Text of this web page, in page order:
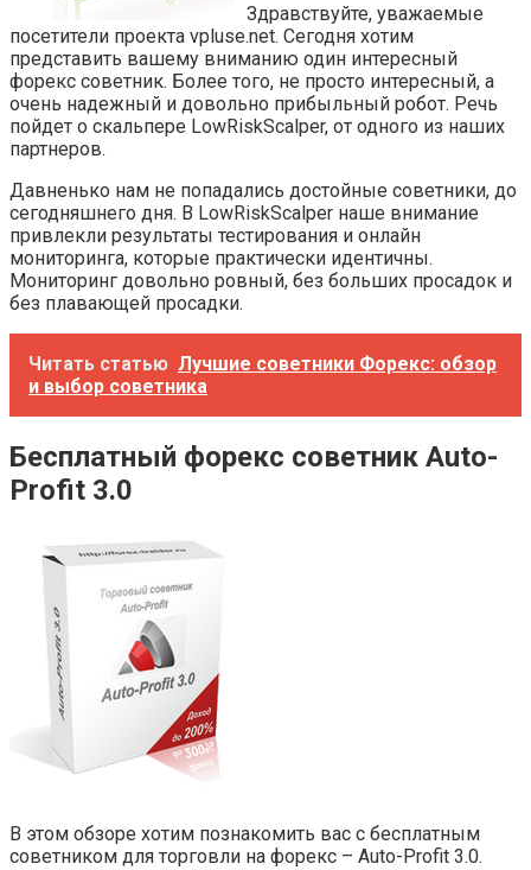
Здравствуйте, уважаемые
посетители проекта vpluse.net. Сегодня хотим
представить вашему вниманию один интересный
форекс советник. Более того, не просто интересный, а
очень надежный и довольно прибыльный робот. Речь
пойдет о скальпере LowRiskScalper, от одного из наших
партнеров.
Давненько нам не попадались достойные советники, до
сегодняшнего дня. В LowRiskScalper наше внимание
привлекли результаты тестирования и онлайн
мониторинга, которые практически идентичны.
Мониторинг довольно ровный, без больших просадок и
без плавающей просадки.
Читать статью Лучшие советники Форекс: обзор
и выбор советника
Бесплатный форекс советник Auto-
Profit 3.0
В этом обзоре хотим познакомить вас с бесплатным
советником для торговли на форекс – Auto-Profit 3.0.